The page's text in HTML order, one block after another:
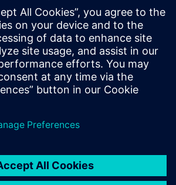
slokkingssystemer bruker
eller gass/vannkombinerte midler
å handle raskt og minimere
og utstyr.